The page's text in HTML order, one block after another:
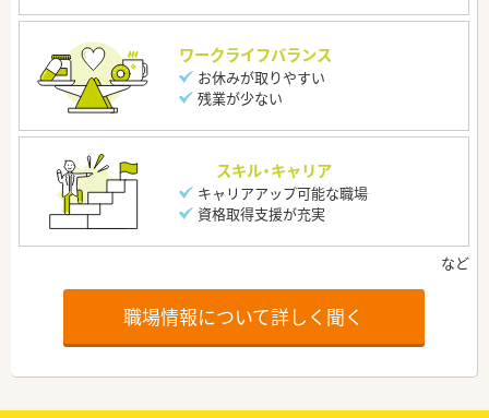
ワークライフバランス
お休みが取りやすい
残業が少ない
スキル・キャリア
キャリアアップ可能な職場
資格取得支援が充実
職場情報について詳しく聞く